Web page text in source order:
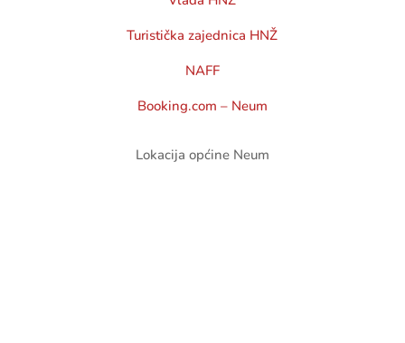
Turistička zajednica HNŽ
NAFF
Booking.com – Neum
Lokacija općine Neum